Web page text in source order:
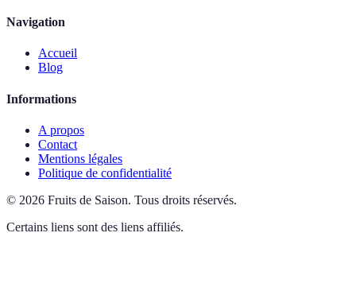
Navigation
Accueil
Blog
Informations
A propos
Contact
Mentions légales
Politique de confidentialité
© 2026 Fruits de Saison. Tous droits réservés.
Certains liens sont des liens affiliés.